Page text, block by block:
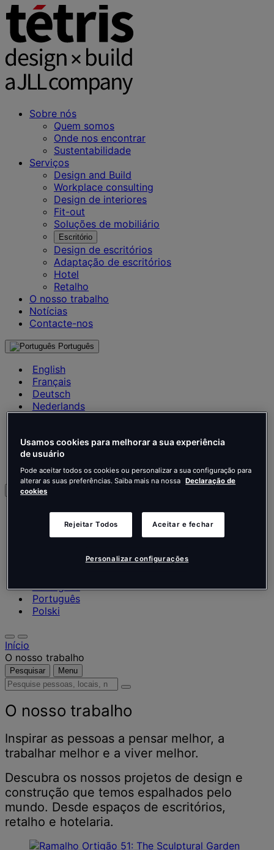
Sobre nós
Quem somos
Onde nos encontrar
Sustentabilidade
Serviços
Design and Build
Workplace consulting
Design de interiores
Fit-out
Soluções de mobiliário
Escritório
Design de escritórios
Adaptação de escritórios
Hotel
Retalho
O nosso trabalho
Notícias
Contacte-nos
Português
English
Français
Deutsch
Nederlands
Português
Português
Polski
English
Français
Deutsch
Português
Português
Polski
Início
O nosso trabalho
Pesquisar Menu
Pesquise
locais,
notícias
e
informações
O nosso trabalho
Inspirar as pessoas a pensar melhor, a
trabalhar melhor e a viver melhor.
Descubra os nossos projetos de design e
construção que temos espalhados pelo
mundo. Desde espaços de escritórios,
retalho e hotelaria.
Usamos cookies para melhorar a sua experiência
de usuário
Pode aceitar todos os cookies ou personalizar a sua configuração para
alterar as suas preferências. Saiba mais na nossa Declaração de
cookies
Rejeitar Todos Aceitar e fechar
Personalizar configurações